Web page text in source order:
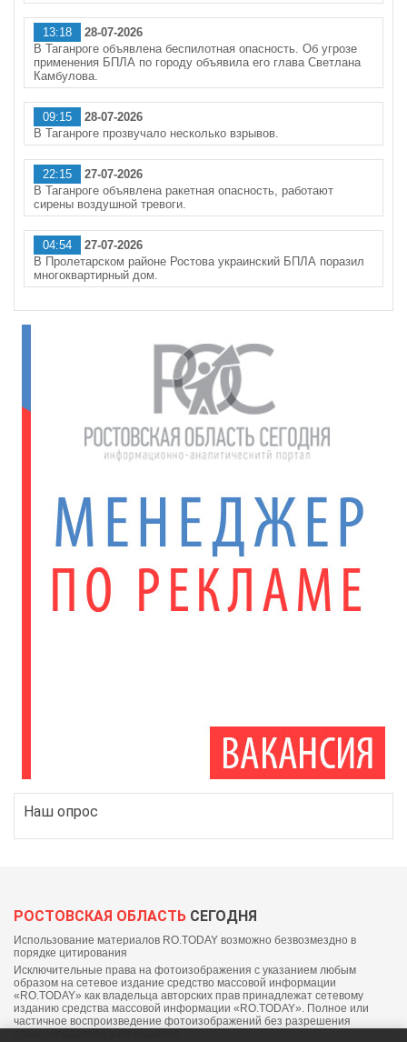
13:18
28-07-2026
В Таганроге объявлена беспилотная опасность. Об угрозе
применения БПЛА по городу объявила его глава Светлана
Камбулова.
09:15
28-07-2026
В Таганроге прозвучало несколько взрывов.
22:15
27-07-2026
В Таганроге объявлена ракетная опасность, работают
сирены воздушной тревоги.
04:54
27-07-2026
В Пролетарском районе Ростова украинский БПЛА поразил
многоквартирный дом.
Наш опрос
РОСТОВСКАЯ ОБЛАСТЬ СЕГОДНЯ
Использование материалов RO.TODAY возможно безвозмездно в
порядке цитирования
Исключительные права на фотоизображения с указанием любым
образом на сетевое издание средство массовой информации
«RO.TODAY» как владельца авторских прав принадлежат сетевому
изданию средства массовой информации «RO.TODAY». Полное или
частичное воспроизведение фотоизображений без разрешения